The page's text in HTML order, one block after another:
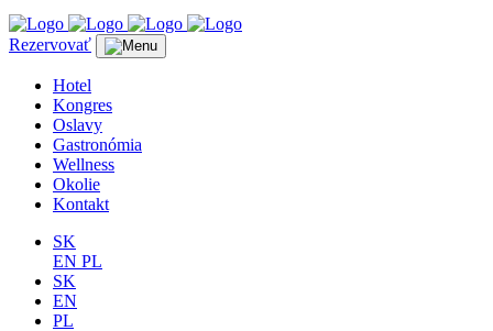
Rezervovať
Hotel
Kongres
Oslavy
Gastronómia
Wellness
Okolie
Kontakt
SK
EN PL
SK
EN
PL